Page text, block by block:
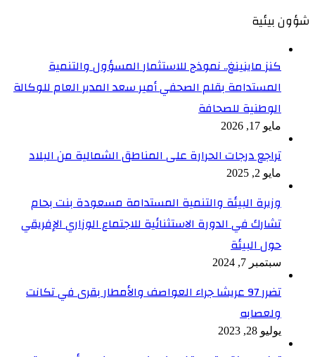
شؤون بيئية
كنز ماينينغ.. نموذج للاستثمار المسؤول والتنمية
المستدامة بقلم الصحفي أمير سعد المدير العام للوكالة
الوطنية للصحافة
مايو 17, 2026
تراجع درجات الحرارة على المناطق الشمالية من البلاد
مايو 2, 2025
وزيرة البيئة والتنمية المستدامة مسعودة بنت بحام
تشارك في الدورة الاستثنائية للاجتماع الوزاري الإفريقي
حول البيئة
سبتمبر 7, 2024
تضرر 97 عريشا جراء العواصف والأمطار بقرى في تكانت
ولعصابه
يوليو 28, 2023